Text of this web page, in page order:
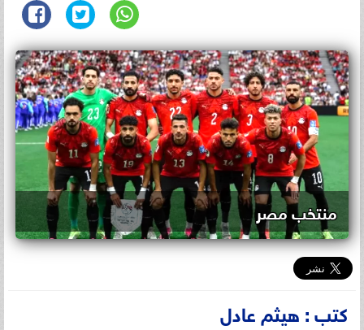
منتخب مصر
كتب : هيثم عادل